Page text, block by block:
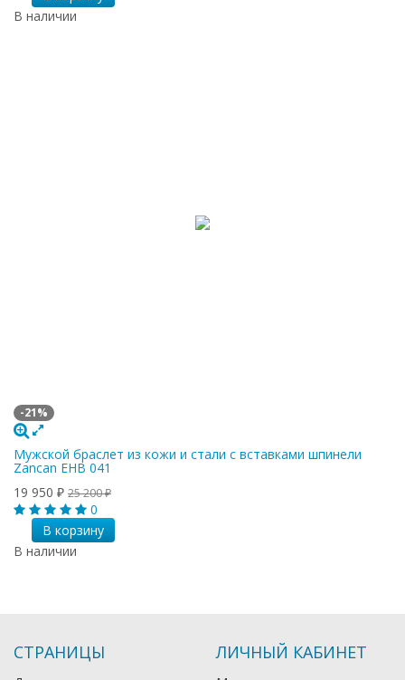
В наличии
-21%
Мужской браслет из кожи и стали с вставками шпинели
Zancan EHB 041
19 950 ₽ 25 200₽
0
В корзину
В наличии
СТРАНИЦЫ ЛИЧНЫЙ КАБИНЕТ